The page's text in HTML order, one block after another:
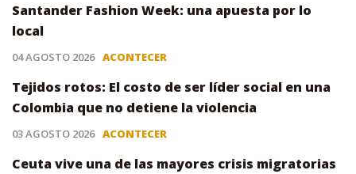
Santander Fashion Week: una apuesta por lo
local
04 AGOSTO 2026 ACONTECER
Tejidos rotos: El costo de ser líder social en una
Colombia que no detiene la violencia
03 AGOSTO 2026 ACONTECER
Ceuta vive una de las mayores crisis migratorias